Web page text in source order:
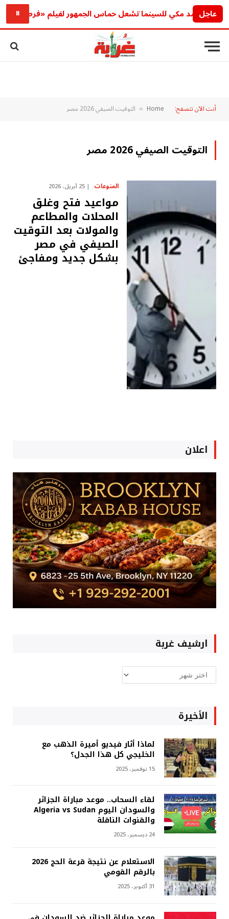
عاجل
عودة أحمد مكي للسينما تشعل حماس الجمهور لفيلم «فرصة سعيدة»
⏸
أنت الآن تتصفح: Home
» التوقيت الصيفي 2026 مصر
التوقيت الصيفي 2026 مصر
المنوعات 25 أبريل، 2026
مواعيد فتح وغلق
المحلات والمطاعم
والمولات بعد التوقيت
الصيفي في مصر
بشكل جديد ومفاجئ
اعلان
ارشيف غربة
ارشيف
غربة
الأخيرة
لماذا أثار فيديو أميرة الذهب مع
الخليجي كل هذا الجدل؟
15 نوفمبر، 2025
لقاء السحاب.. موعد مباراة الجزائر
والسودان اليوم Algeria vs Sudan
والقنوات الناقلة
24 ديسمبر، 2025
الاستعلام عن نتيجة قرعة الحج 2026
بالرقم القومي
31 أكتوبر، 2025